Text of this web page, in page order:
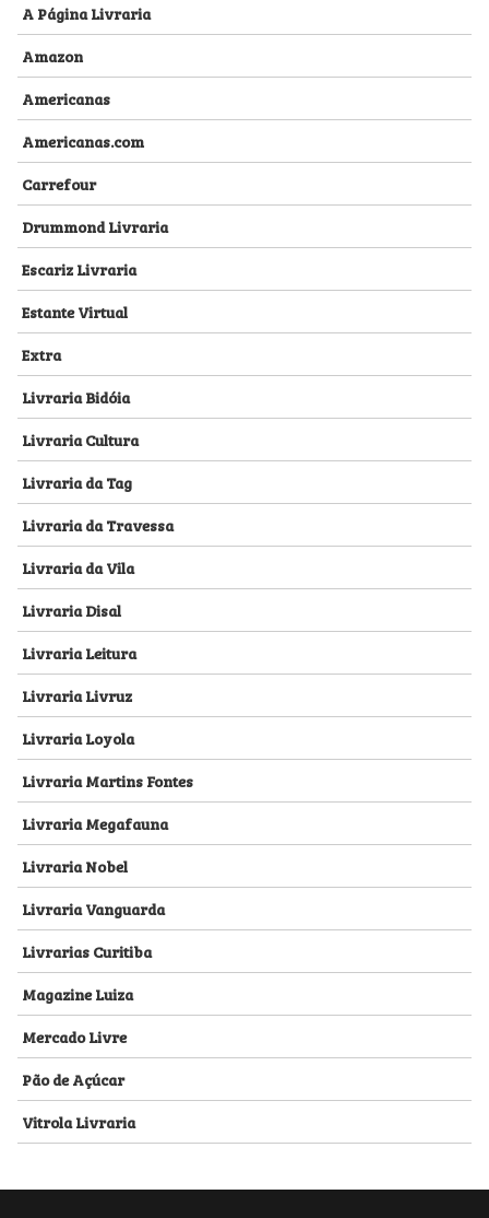
A Página Livraria
Amazon
Americanas
Americanas.com
Carrefour
Drummond Livraria
Escariz Livraria
Estante Virtual
Extra
Livraria Bidóia
Livraria Cultura
Livraria da Tag
Livraria da Travessa
Livraria da Vila
Livraria Disal
Livraria Leitura
Livraria Livruz
Livraria Loyola
Livraria Martins Fontes
Livraria Megafauna
Livraria Nobel
Livraria Vanguarda
Livrarias Curitiba
Magazine Luiza
Mercado Livre
Pão de Açúcar
Vitrola Livraria